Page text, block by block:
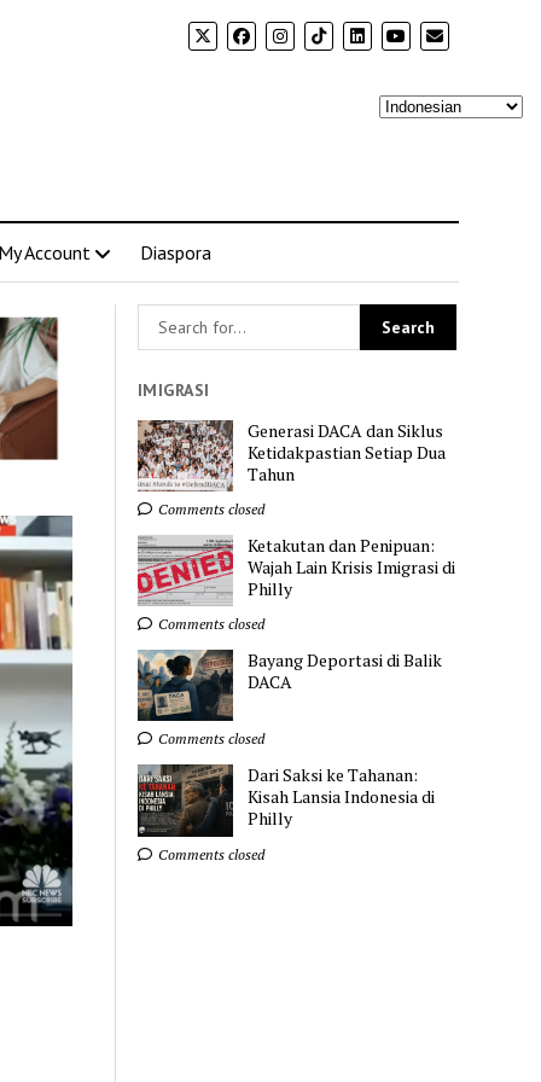
My Account Diaspora
IMIGRASI
Generasi DACA dan Siklus
Ketidakpastian Setiap Dua
Tahun
Comments closed
Ketakutan dan Penipuan:
Wajah Lain Krisis Imigrasi di
Philly
Comments closed
Bayang Deportasi di Balik
DACA
Comments closed
Dari Saksi ke Tahanan:
Kisah Lansia Indonesia di
Philly
Comments closed